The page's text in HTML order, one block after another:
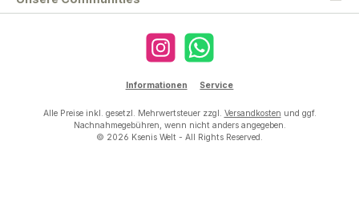
Instagram WhatsApp
Informationen Service
Alle Preise inkl. gesetzl. Mehrwertsteuer zzgl. Versandkosten und ggf.
Nachnahmegebühren, wenn nicht anders angegeben.
© 2026 Ksenis Welt - All Rights Reserved.